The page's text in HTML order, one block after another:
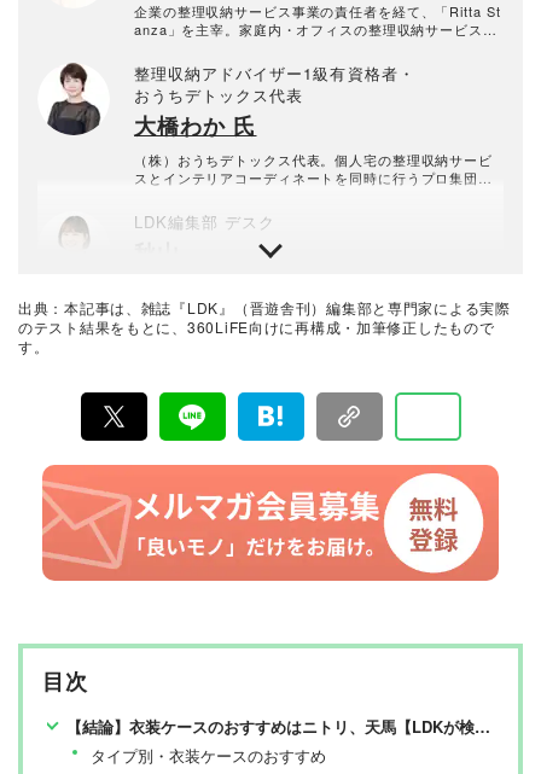
企業の整理収納サービス事業の責任者を経て、「Ritta St
anza」を主宰。家庭内・オフィスの整理収納サービスや
る片づけ習慣』（講談社）など多数。
整理収納アドバイザー1級有資格者・
おうちデトックス代表
大橋わか 氏
（株）おうちデトックス代表。個人宅の整理収納サービ
スとインテリアコーディネートを同時に行うプロ集団。
者。年間約1000回以上のお片づけに悩む個人宅の整理収
納サービス実績あり。
LDK編集部 デスク
人気ショップ、腸活、ハンドメイドなど守備範囲は広
め。結果が振るわない検証ではリベンジもいとわない。
雑誌『LDK』を統括する自称テスト大好き人間。得意な
ジャンルは収納や日用品、文房具・雑貨など。人気ショ
後、雑誌『MONOQLO』を経て、2023年『LDK』編集
長に就任。市場調査を元に特集のテーマ決めや表紙作
成、入稿前の最終確認を行う。
LDK編集部
『LDK』は2012年の創刊以来、晋遊舎の理念である「遊
びある、ホンネ」を胸に、消費者目線で本音の商品テス
トを貫いてきた、女性誌とWEBメディアです。毎月28日
て見つけた「本当に良いもの」と「お役立ち情報」を厳
出典：本記事は、雑誌『LDK』（晋遊舎刊）編集部と専門家による実際
のテスト結果をもとに、360LiFE向けに再構成・加筆修正したもので
す。
目次
【結論】衣装ケースのおすすめはニトリ、天馬【LDKが検証】
タイプ別・衣装ケースのおすすめ